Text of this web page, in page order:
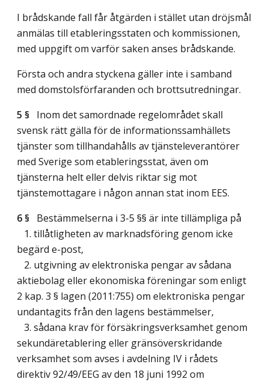
I brådskande fall får åtgärden i stället utan dröjsmål
anmälas till etableringsstaten och kommissionen,
med uppgift om varför saken anses brådskande.
Första och andra styckena gäller inte i samband
med domstolsförfaranden och brottsutredningar.
5 § Inom det samordnade regelområdet skall
svensk rätt gälla för de informationssamhällets
tjänster som tillhandahålls av tjänsteleverantörer
med Sverige som etableringsstat, även om
tjänsterna helt eller delvis riktar sig mot
tjänstemottagare i någon annan stat inom EES.
6 § Bestämmelserna i 3-5 §§ är inte tillämpliga på
1. tillåtligheten av marknadsföring genom icke
begärd e-post,
2. utgivning av elektroniska pengar av sådana
aktiebolag eller ekonomiska föreningar som enligt
2 kap. 3 § lagen (2011:755) om elektroniska pengar
undantagits från den lagens bestämmelser,
3. sådana krav för försäkringsverksamhet genom
sekundäretablering eller gränsöverskridande
verksamhet som avses i avdelning IV i rådets
direktiv 92/49/EEG av den 18 juni 1992 om